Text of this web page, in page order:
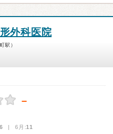
外科医院
駅）
－
6 | 6月:11